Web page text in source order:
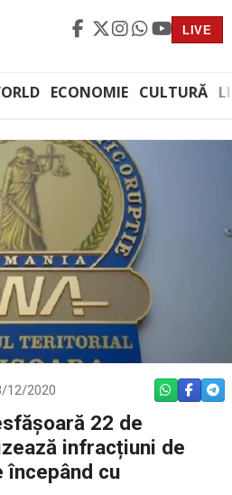
LIVE
ECONOMIE CULTURĂ
12/2020 WHATSAPP
22 de
infracțiuni de
cu